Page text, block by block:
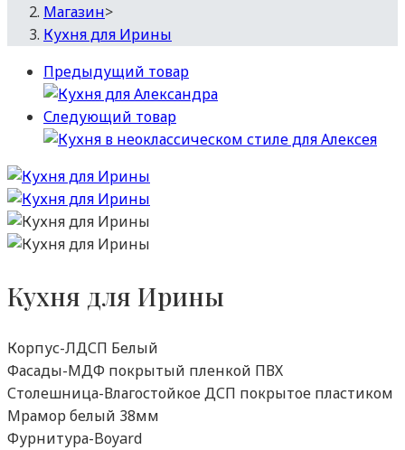
Магазин>
Кухня для Ирины
Предыдущий товар
Следующий товар
Кухня для Ирины
Корпус-ЛДСП Белый
Фасады-МДФ покрытый пленкой ПВХ
Столешница-Влагостойкое ДСП покрытое пластиком
Мрамор белый 38мм
Фурнитура-Boyard